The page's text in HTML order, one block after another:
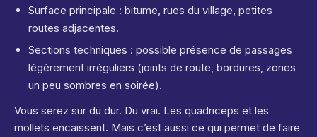
Surface principale : bitume, rues du village, petites
routes adjacentes.
Sections techniques : possible présence de passages
légèrement irréguliers (joints de route, bordures, zones
un peu sombres en soirée).
Vous serez sur du dur. Du vrai. Les quadriceps et les
mollets encaissent. Mais c’est aussi ce qui permet de faire